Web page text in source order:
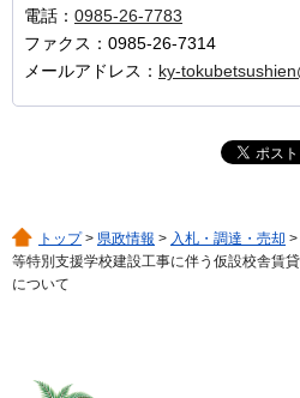
電話： 0985-26-7783
ファクス：0985-26-7314
メールアドレス： ky-
トップ> 県政情報 > 入札・調達・売却 >
等特別支援学校建設工事に伴う仮設校舎賃
について